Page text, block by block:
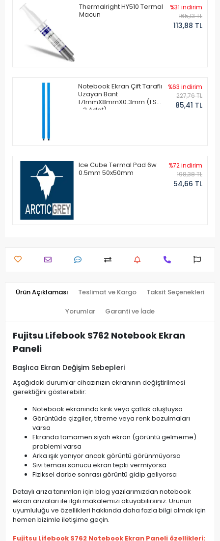
Thermalright HY510 Termal
Macun
%31 indirim
165,13 TL
113,88 TL
Notebook Ekran Çift Taraflı
Uzayan Bant
171mmX8mmX0.3mm (1 Set
- 2 Adet)
%63 indirim
227,76 TL
85,41 TL
Ice Cube Termal Pad 6w
0.5mm 50x50mm
%72 indirim
198,38 TL
54,66 TL
Ürün Açıklaması Teslimat ve Kargo Taksit Seçenekleri
Yorumlar Garanti ve İade
Fujitsu Lifebook S762 Notebook Ekran
Paneli
Başlıca Ekran Değişim Sebepleri
Aşağıdaki durumlar cihazınızın ekranının değiştirilmesi
gerektiğini gösterebilir:
Notebook ekranında kırık veya çatlak oluştuysa
Görüntüde çizgiler, titreme veya renk bozulmaları
varsa
Ekranda tamamen siyah ekran (görüntü gelmeme)
problemi varsa
Arka ışık yanıyor ancak görüntü görünmüyorsa
Sıvı teması sonucu ekran tepki vermiyorsa
Fiziksel darbe sonrası görüntü gidip geliyorsa
Detaylı arıza tanımları için blog yazılarımızdan notebook
ekran arızaları ile ilgili makalemizi okuyabilirsiniz. Ürünün
uyumluluğu ve özellikleri hakkında daha fazla bilgi almak için
hemen bizimle iletişime geçin.
Fujitsu Lifebook S762 Notebook Ekran Paneli özellikleri: